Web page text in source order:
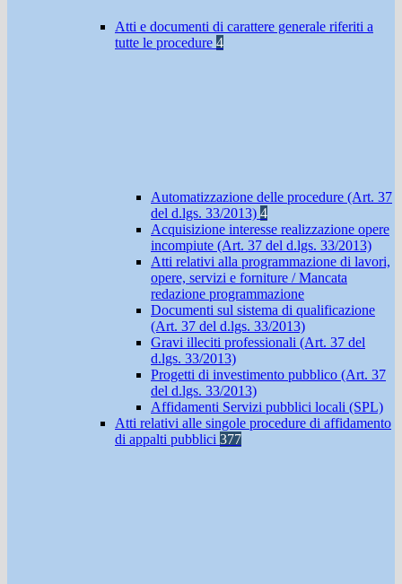
Atti e documenti di carattere generale riferiti a
tutte le procedure 4
Automatizzazione delle procedure (Art. 37
del d.lgs. 33/2013) 4
Acquisizione interesse realizzazione opere
incompiute (Art. 37 del d.lgs. 33/2013)
Atti relativi alla programmazione di lavori,
opere, servizi e forniture / Mancata
redazione programmazione
Documenti sul sistema di qualificazione
(Art. 37 del d.lgs. 33/2013)
Gravi illeciti professionali (Art. 37 del
d.lgs. 33/2013)
Progetti di investimento pubblico (Art. 37
del d.lgs. 33/2013)
Affidamenti Servizi pubblici locali (SPL)
Atti relativi alle singole procedure di affidamento
di appalti pubblici 377